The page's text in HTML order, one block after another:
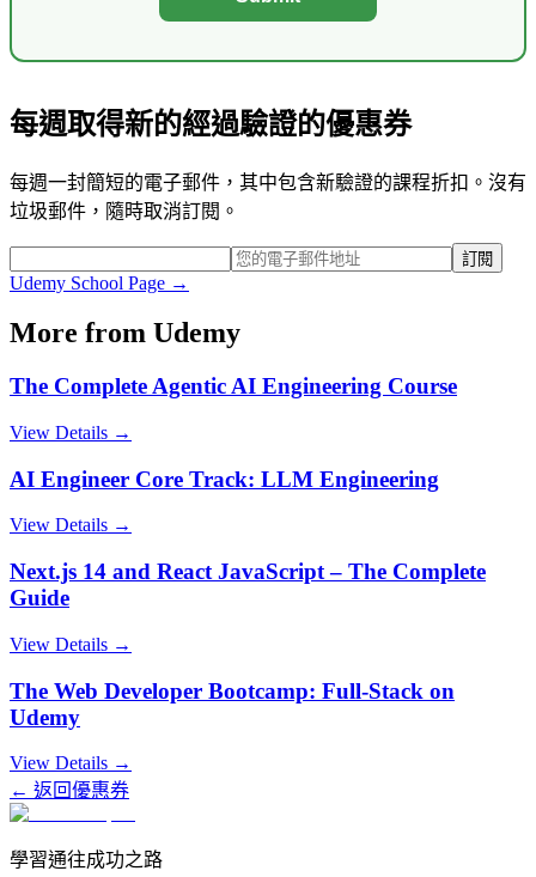
每週取得新的經過驗證的優惠券
每週一封簡短的電子郵件，其中包含新驗證的課程折扣。沒有
垃圾郵件，隨時取消訂閱。
訂閱
Udemy School Page →
More from Udemy
The Complete Agentic AI Engineering Course
View Details →
AI Engineer Core Track: LLM Engineering
View Details →
Next.js 14 and React JavaScript – The Complete
Guide
View Details →
The Web Developer Bootcamp: Full-Stack on
Udemy
View Details →
← 返回優惠券
學習通往成功之路